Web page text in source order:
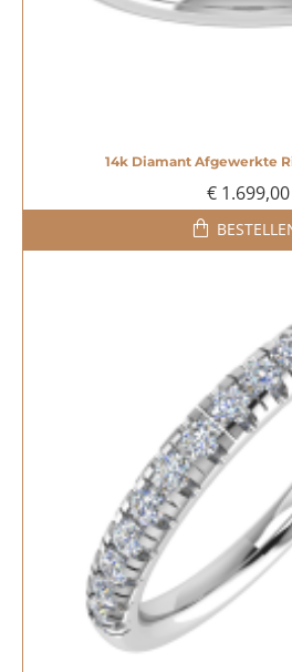
14k Diamant Afgewerkte
€ 1.699,00